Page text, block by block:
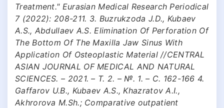
Treatment." Eurasian Medical Research Periodical
7 (2022): 208-211. 3. Buzrukzoda J.D., Kubaev
A.S., Abdullaev A.S. Elimination Of Perforation Of
The Bottom Of The Maxilla Jaw Sinus With
Application Of Osteoplastic Material //CENTRAL
ASIAN JOURNAL OF MEDICAL AND NATURAL
SCIENCES. – 2021. – Т. 2. – №. 1. – С. 162-166 4.
Gaffarov U.B., Kubaev A.S., Khazratov A.I.,
Akhrorova M.Sh.; Comparative outpatient